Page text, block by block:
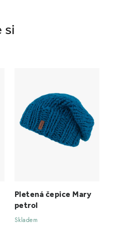
Pletená čepice Mary
petrol
Skladem